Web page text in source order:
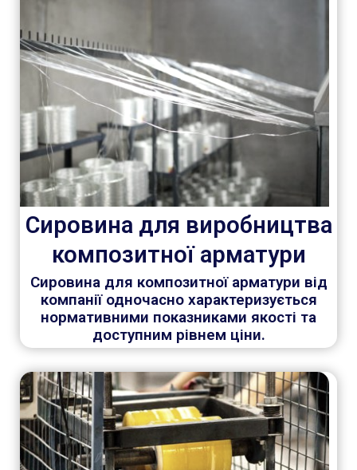
Сировина для виробництва
композитної арматури
Сировина для композитної арматури від
компанії одночасно характеризується
нормативними показниками якості та
доступним рівнем ціни.